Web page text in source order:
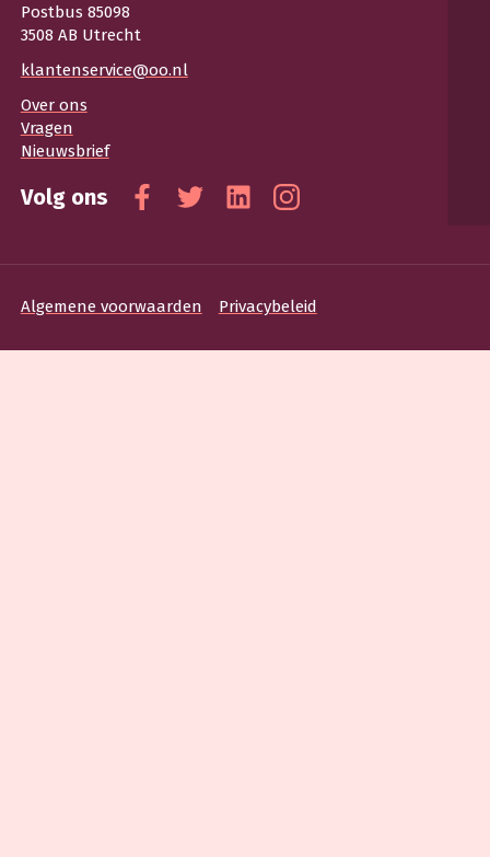
Postbus 85098
3508 AB Utrecht
klantenservice@oo.nl
Over ons
Vragen
Nieuwsbrief
Volg ons
Facebook
TwitterLinkedinInstagram
Algemene voorwaarden Privacybeleid